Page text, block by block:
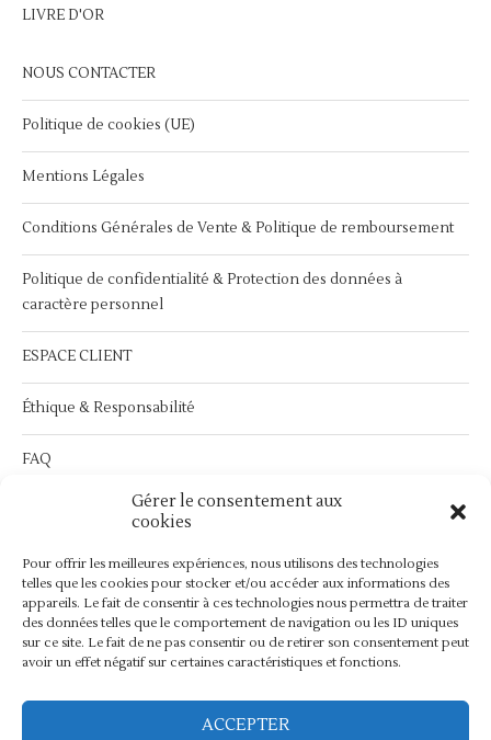
Gérer le consentement aux
cookies
Pour offrir les meilleures expériences, nous utilisons des technologies
telles que les cookies pour stocker et/ou accéder aux informations des
appareils. Le fait de consentir à ces technologies nous permettra de traiter
des données telles que le comportement de navigation ou les ID uniques
sur ce site. Le fait de ne pas consentir ou de retirer son consentement peut
avoir un effet négatif sur certaines caractéristiques et fonctions.
ACCEPTER
LIVRE D'OR
NOUS CONTACTER
Politique de cookies (UE)
Mentions Légales
Conditions Générales de Vente & Politique de remboursement
Politique de confidentialité & Protection des données à
caractère personnel
ESPACE CLIENT
Éthique & Responsabilité
FAQ
Service Après Vente :contact@bymathilda.com